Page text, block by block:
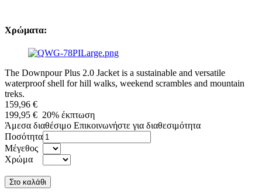
Χρώματα:
The Downpour Plus 2.0 Jacket is a sustainable and versatile
waterproof shell for hill walks, weekend scrambles and mountain
treks.
159,96 €
199,95 € 20% έκπτωση
Άμεσα διαθέσιμο Επικοινωνήστε για διαθεσιμότητα
Ποσότητα
Μέγεθος
Χρώμα